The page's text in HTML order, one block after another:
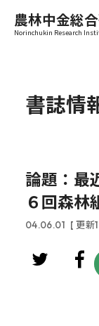
農林中金総
Norinchukin Research
書誌情
論題：最
６回森林
04.06.01 [ 更新